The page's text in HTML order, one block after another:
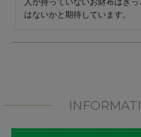
はないかと期待しています。